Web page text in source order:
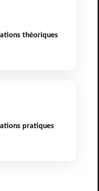
théoriques
pratiques